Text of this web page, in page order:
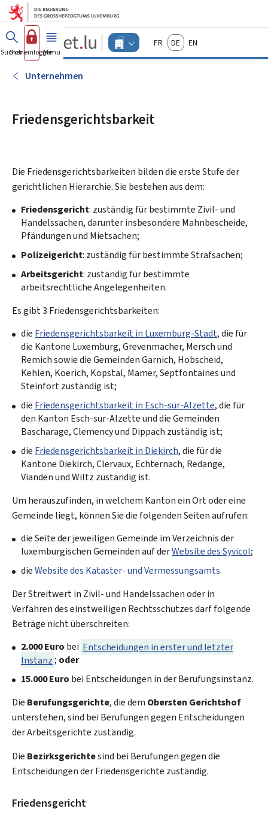
Zum Hauptmenü
Zum Inhalt
Guichet.lu
Changer
d'espace
FrançaisDeutschEnglish
Suchen
Sich einloggen
Menü Haupt-
Unternehmen
Friedensgerichtsbarkeit
Die Friedensgerichtsbarkeiten bilden die erste Stufe der
gerichtlichen Hierarchie. Sie bestehen aus dem:
Friedensgericht: zuständig für bestimmte Zivil- und
Handelssachen, darunter insbesondere Mahnbescheide,
Pfändungen und Mietsachen;
Polizeigericht: zuständig für bestimmte Strafsachen;
Arbeitsgericht: zuständig für bestimmte
arbeitsrechtliche Angelegenheiten.
Es gibt 3 Friedensgerichtsbarkeiten:
die Friedensgerichtsbarkeit in Luxemburg-Stadt, die für
die Kantone Luxemburg, Grevenmacher, Mersch und
Remich sowie die Gemeinden Garnich, Hobscheid,
Kehlen, Koerich, Kopstal, Mamer, Septfontaines und
Steinfort zuständig ist;
die Friedensgerichtsbarkeit in Esch-sur-Alzette, die für
den Kanton Esch-sur-Alzette und die Gemeinden
Bascharage, Clemency und Dippach zuständig ist;
die Friedensgerichtsbarkeit in Diekirch, die für die
Kantone Diekirch, Clervaux, Echternach, Redange,
Vianden und Wiltz zuständig ist.
Um herauszufinden, in welchem Kanton ein Ort oder eine
Gemeinde liegt, können Sie die folgenden Seiten aufrufen:
die Seite der jeweiligen Gemeinde im Verzeichnis der
luxemburgischen Gemeinden auf derWebsite des Syvicol;
dieWebsite des Kataster- und Vermessungsamts.
Der Streitwert in Zivil- und Handelssachen oder in
Verfahren des einstweiligen Rechtsschutzes darf folgende
Beträge nicht überschreiten:
2.000 Euro bei Entscheidungen in erster und letzter
Instanz; oder
15.000 Euro bei Entscheidungen in der Berufungsinstanz.
Die Berufungsgerichte, die dem Obersten Gerichtshof
unterstehen, sind bei Berufungen gegen Entscheidungen
der Arbeitsgerichte zuständig.
Die Bezirksgerichtesind bei Berufungen gegen die
Entscheidungen der Friedensgerichte zuständig.
Friedensgericht